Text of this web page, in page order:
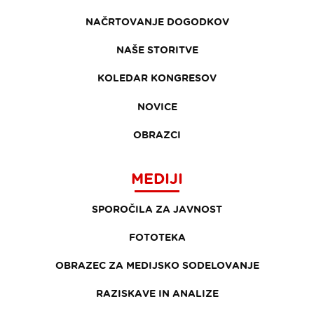
NAČRTOVANJE DOGODKOV
NAŠE STORITVE
KOLEDAR KONGRESOV
NOVICE
OBRAZCI
MEDIJI
SPOROČILA ZA JAVNOST
FOTOTEKA
OBRAZEC ZA MEDIJSKO SODELOVANJE
RAZISKAVE IN ANALIZE